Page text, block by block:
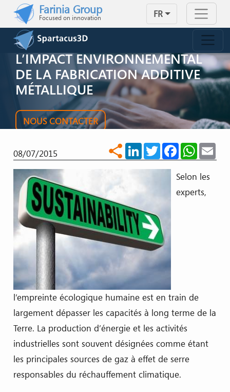
Skip to main content
Farinia Group
Focused on innovation FR
L’IMPACT ENVIRONNEMENTAL
DE LA FABRICATION ADDITIVE
MÉTALLIQUE
NOUS CONTACTER
08/07/2015 share LinkedInTwitterFacebook
Selon les
experts,
l’empreinte écologique humaine est en train de
largement dépasser les capacités à long terme de la
Terre. La production d’énergie et les activités
industrielles sont souvent désignées comme étant
les principales sources de gaz à effet de serre
responsables du réchauffement climatique.